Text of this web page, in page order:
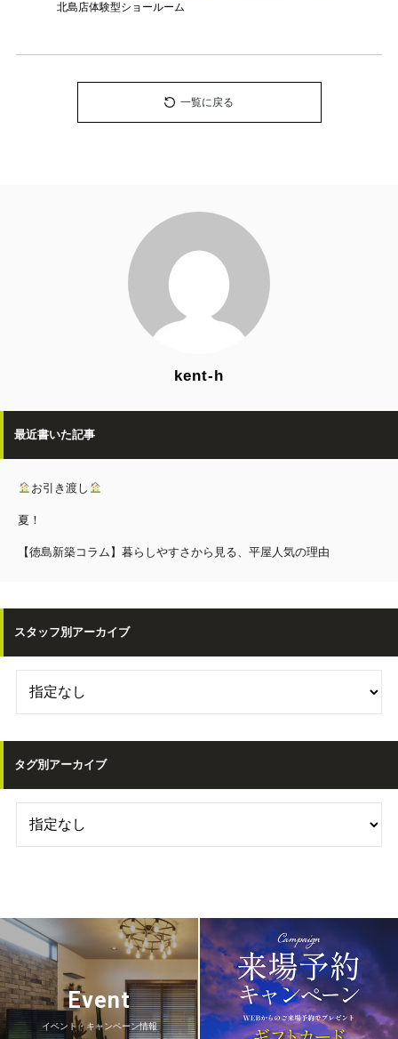
北島店体験型ショールーム
一覧に戻る
kent-h
最近書いた記事
お引き渡し
夏！
【徳島新築コラム】暮らしやすさから見る、平屋人気の理由
スタッフ別アーカイブ
タグ別アーカイブ
Event
イベント・キャンペーン情報